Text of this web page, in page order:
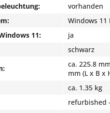
vorhanden
Windows 11
11:
ja
schwarz
ca. 225.8
mm (L x B x
ca. 1.35 kg
refurbished